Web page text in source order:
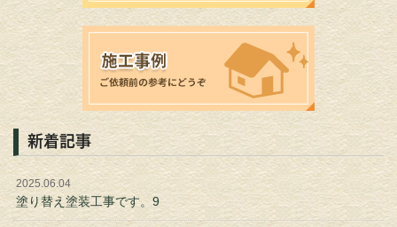
新着記事
2025.06.04
塗り替え塗装工事です。9